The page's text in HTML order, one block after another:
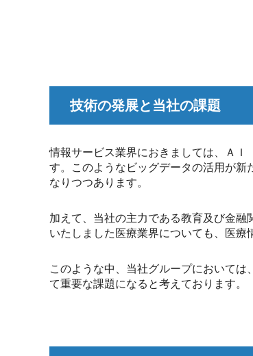
技術の発展と当社の課題
情報サービス業界におきましては、ＡＩ
す。このようなビッグデータの活用が新
なりつつあります。
加えて、当社の主力である教育及び金
いたしました医療業界についても、医療
このような中、当社グループにおいて
て重要な課題になると考えております。